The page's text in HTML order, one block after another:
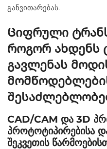
განვითარებას.
Ციფრული
როგორ ახდენს
გავლენას
CAD/CAM და 3D
პროტოტიპირებისა
შეკვეთის